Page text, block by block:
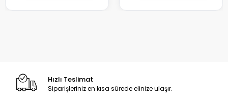
Hızlı Teslimat
Siparişleriniz en kısa sürede elinize ulaşır.